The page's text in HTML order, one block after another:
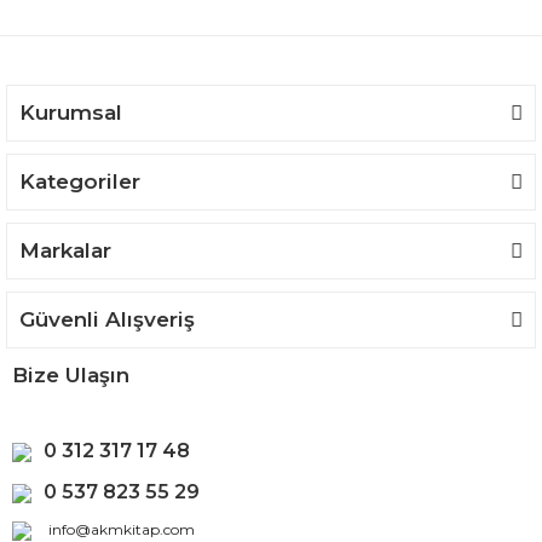
Kurumsal
Kategoriler
Markalar
Güvenli Alışveriş
Bize Ulaşın
0 312 317 17 48
0 537 823 55 29
info@akmkitap.com